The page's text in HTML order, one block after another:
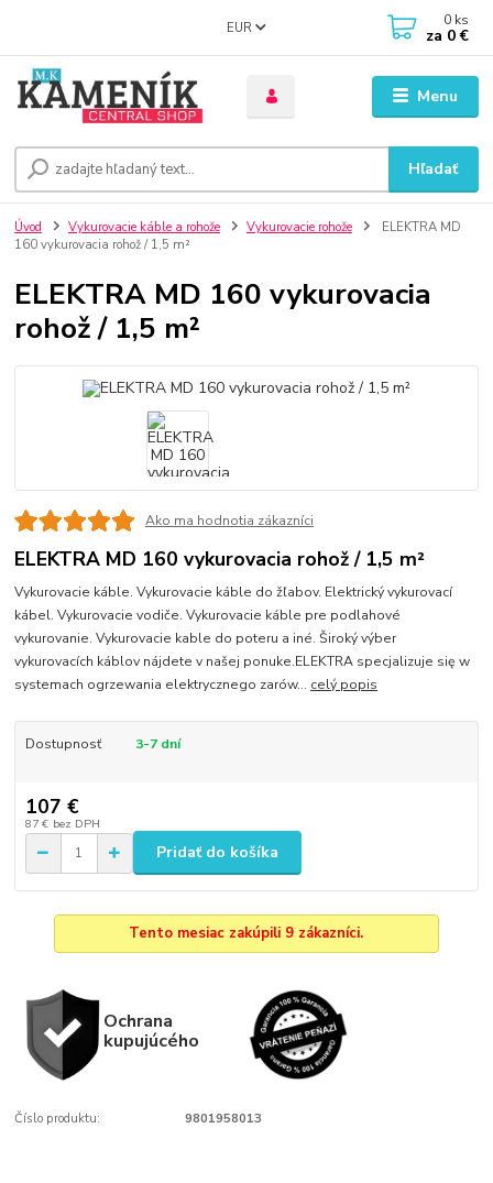
Menu
EUR
Hľadať
0 ks
za 0 €
Úvod Vykurovacie káble a rohože Vykurovacie rohože
ELEKTRA MD
160 vykurovacia rohož / 1,5 m²
ELEKTRA MD 160 vykurovacia
rohož / 1,5 m²
Ako ma hodnotia zákazníci
ELEKTRA MD 160 vykurovacia rohož / 1,5 m²
Vykurovacie káble. Vykurovacie káble do žľabov. Elektrický vykurovací
kábel. Vykurovacie vodiče. Vykurovacie káble pre podlahové
vykurovanie. Vykurovacie kable do poteru a iné. Široký výber
vykurovacích káblov nájdete v našej ponuke.ELEKTRA specjalizuje się w
systemach ogrzewania elektrycznego zarów... celý popis
Dostupnosť 3-7 dní
107 €
87 € bez DPH
Pridať do košíka
Tento mesiac zakúpili 9 zákazníci.
Ochrana
kupujúcého
Číslo produktu: 9801958013